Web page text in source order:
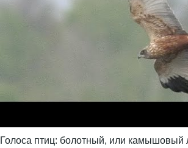
Голоса птиц: болотный, или камышовый